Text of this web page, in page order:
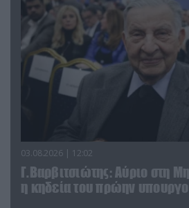
03.08.2026 | 12:02
Γ.Βαρβιτσιώτης: Aύριο στη
η κηδεία του πρώην